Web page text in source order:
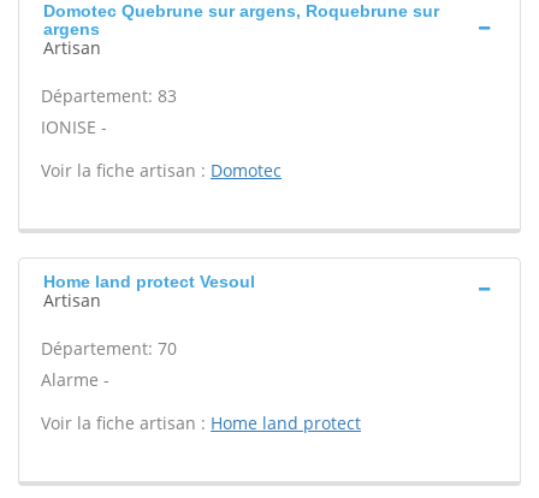
Domotec Quebrune sur argens, Roquebrune sur
argens
Artisan
Département: 83
IONISE -
Voir la fiche artisan : Domotec
Home land protect Vesoul
Artisan
Département: 70
Alarme -
Voir la fiche artisan : Home land protect